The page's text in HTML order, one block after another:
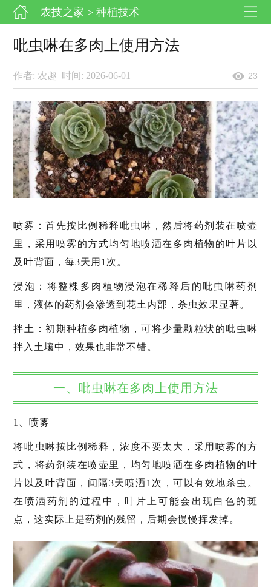
农技之家 > 种植技术
吡虫啉在多肉上使用方法
作者: 农趣 时间: 2026-06-01 23
喷雾：首先按比例稀释吡虫啉，然后将药剂装在喷壶
里，采用喷雾的方式均匀地喷洒在多肉植物的叶片以
及叶背面，每3天用1次。
浸泡：将整棵多肉植物浸泡在稀释后的吡虫啉药剂
里，液体的药剂会渗透到花土内部，杀虫效果显著。
拌土：初期种植多肉植物，可将少量颗粒状的吡虫啉
拌入土壤中，效果也非常不错。
一、吡虫啉在多肉上使用方法
1、喷雾
将吡虫啉按比例稀释，浓度不要太大，采用喷雾的方
式，将药剂装在喷壶里，均匀地喷洒在多肉植物的叶
片以及叶背面，间隔3天喷洒1次，可以有效地杀虫。
在喷洒药剂的过程中，叶片上可能会出现白色的斑
点，这实际上是药剂的残留，后期会慢慢挥发掉。